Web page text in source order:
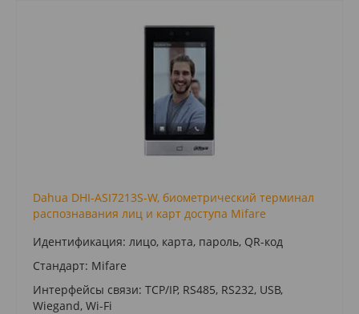
Dahua DHI-ASI7213S-W, биометрический терминал
распознавания лиц и карт доступа Mifare
Идентификация: лицо, карта, пароль, QR-код
Стандарт: Mifare
Интерфейсы связи: TCP/IP, RS485, RS232, USB,
Wiegand, Wi-Fi